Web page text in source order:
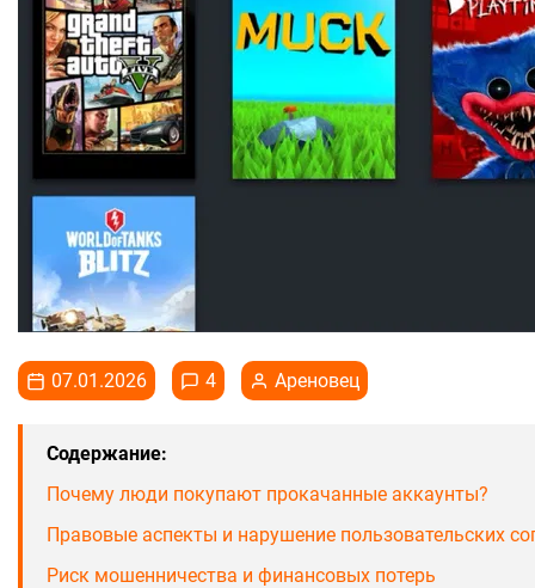
07.01.2026 4 Ареновец
Содержание:
Почему люди покупают прокачанные аккаунты?
Правовые аспекты и нарушение пользовательских
Риск мошенничества и финансовых потерь